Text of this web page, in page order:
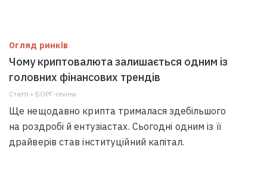
Огляд ринків
Чому криптовалюта залишається одним із
головних фінансових трендів
Статті • БОРГ-review
Ще нещодавно крипта трималася здебільшого
на роздробі й ентузіастах. Сьогодні одним із її
драйверів став інституційний капітал.